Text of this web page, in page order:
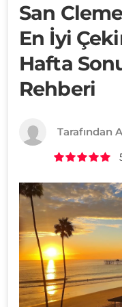
San
En İyi
Hafta
Rehberi
Tarafından